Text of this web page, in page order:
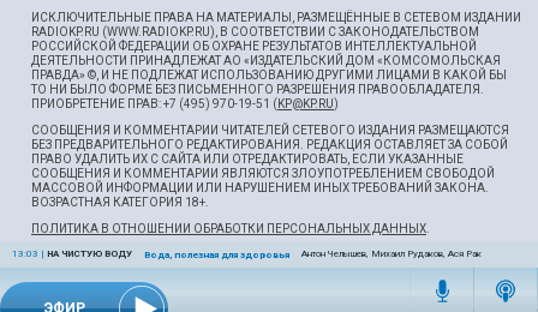
ЭФИР
13:03 | НА ЧИСТУЮ ВОДУ Вода, полезная для здоровья Антон Челышев, Михаил Рудаков, Ася Рак
ИСКЛЮЧИТЕЛЬНЫЕ ПРАВА НА МАТЕРИАЛЫ, РАЗМЕЩЁННЫЕ В СЕТЕВОМ ИЗДАНИИ
RADIOKP.RU (WWW.RADIOKP.RU), В СООТВЕТСТВИИ С ЗАКОНОДАТЕЛЬСТВОМ
РОССИЙСКОЙ ФЕДЕРАЦИИ ОБ ОХРАНЕ РЕЗУЛЬТАТОВ ИНТЕЛЛЕКТУАЛЬНОЙ
ДЕЯТЕЛЬНОСТИ ПРИНАДЛЕЖАТ АО «ИЗДАТЕЛЬСКИЙ ДОМ «КОМСОМОЛЬСКАЯ
ПРАВДА» ©, И НЕ ПОДЛЕЖАТ ИСПОЛЬЗОВАНИЮ ДРУГИМИ ЛИЦАМИ В КАКОЙ БЫ
ТО НИ БЫЛО ФОРМЕ БЕЗ ПИСЬМЕННОГО РАЗРЕШЕНИЯ ПРАВООБЛАДАТЕЛЯ.
ПРИОБРЕТЕНИЕ ПРАВ: +7 (495) 970-19-51 ( KP@KP.RU)
СООБЩЕНИЯ И КОММЕНТАРИИ ЧИТАТЕЛЕЙ СЕТЕВОГО ИЗДАНИЯ РАЗМЕЩАЮТСЯ
БЕЗ ПРЕДВАРИТЕЛЬНОГО РЕДАКТИРОВАНИЯ. РЕДАКЦИЯ ОСТАВЛЯЕТ ЗА СОБОЙ
ПРАВО УДАЛИТЬ ИХ С САЙТА ИЛИ ОТРЕДАКТИРОВАТЬ, ЕСЛИ УКАЗАННЫЕ
СООБЩЕНИЯ И КОММЕНТАРИИ ЯВЛЯЮТСЯ ЗЛОУПОТРЕБЛЕНИЕМ СВОБОДОЙ
МАССОВОЙ ИНФОРМАЦИИ ИЛИ НАРУШЕНИЕМ ИНЫХ ТРЕБОВАНИЙ ЗАКОНА.
ВОЗРАСТНАЯ КАТЕГОРИЯ 18+.
ПОЛИТИКА В ОТНОШЕНИИ ОБРАБОТКИ ПЕРСОНАЛЬНЫХ ДАННЫХ.